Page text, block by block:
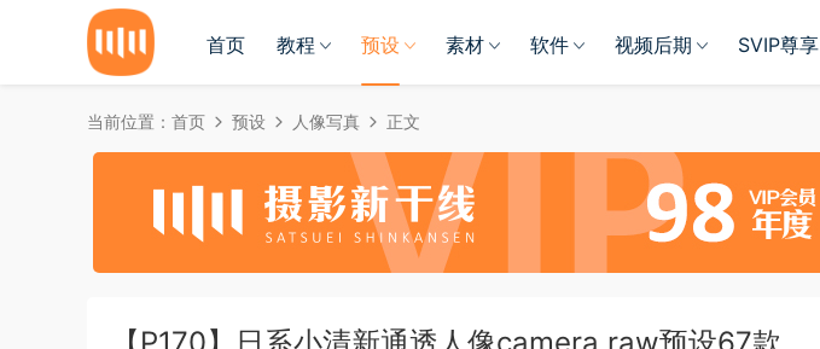
首页 教程 预设 素材 软件 视频后期 SVIP尊享
当前位置： 首页 预设 人像写真 正文